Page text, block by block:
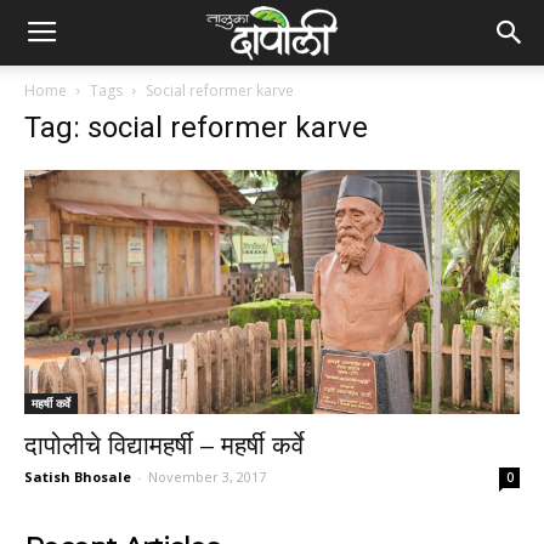
Home Tags Social reformer karve
Tag: social reformer karve
महर्षी कर्वे
दापोलीचे विद्यामहर्षी – महर्षी कर्वे
Satish Bhosale - November 3, 2017 0